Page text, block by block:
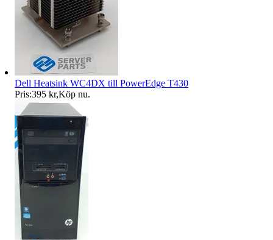
Dell Heatsink WC4DX till PowerEdge T430
Pris:395 kr,Köp nu.